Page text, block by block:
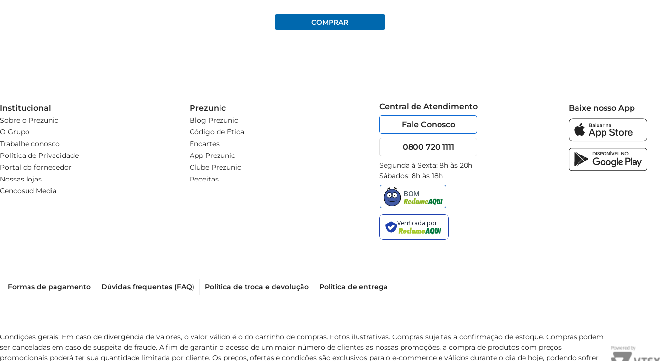
Institucional
Sobre o Prezunic
O Grupo
Trabalhe conosco
Política de Privacidade
Portal do fornecedor
Nossas lojas
Cencosud Media
Prezunic
Blog Prezunic
Código de Ética
Encartes
App Prezunic
Clube Prezunic
Receitas
Central de Atendimento
Fale Conosco
0800 720 1111
Segunda à Sexta: 8h às 20h
Sábados: 8h às 18h
Baixe nosso App
Formas de pagamento Dúvidas frequentes (FAQ) Política de troca e devolução Política de entrega
Condições gerais: Em caso de divergência de valores, o valor válido é o do carrinho de compras. Fotos ilustrativas. Compras sujeitas a confirmação de estoque. Compras podem
ser canceladas em caso de suspeita de fraude. A fim de garantir o acesso de um maior número de clientes as nossas promoções, a compra de produtos com preços
promocionais poderá ter sua quantidade limitada por cliente. Os preços, ofertas e condições são exclusivos para o e-commerce e válidos durante o dia de hoje, podendo sofrer